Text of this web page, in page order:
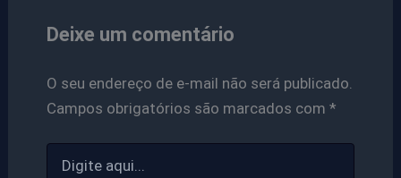
Deixe um comentário
O seu endereço de e-mail não será publicado.
Campos obrigatórios são marcados com *
aqui...